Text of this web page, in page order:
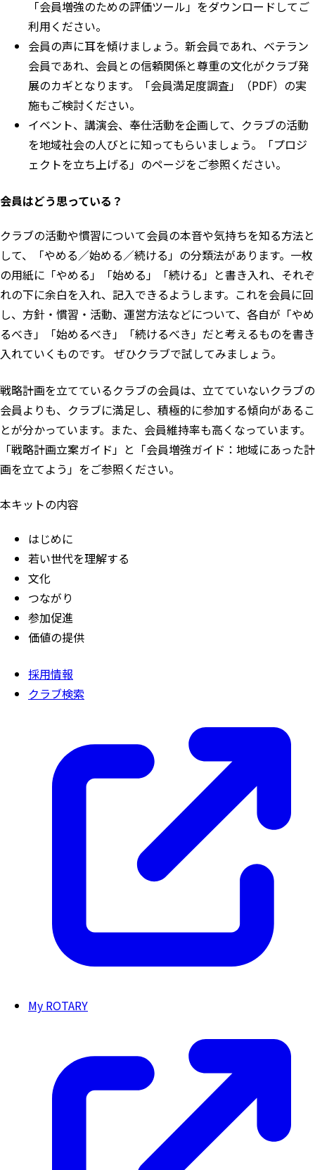
「会員増強のための評価ツール」をダウンロードしてご
利用ください。
会員の声に耳を傾けましょう。新会員であれ、ベテラン
会員であれ、会員との信頼関係と尊重の文化がクラブ発
展のカギとなります。「会員満足度調査」（PDF）の実
施もご検討ください。
イベント、講演会、奉仕活動を企画して、クラブの活動
を地域社会の人びとに知ってもらいましょう。「プロジ
ェクトを立ち上げる」のページをご参照ください。
会員はどう思っている？
クラブの活動や慣習について会員の本音や気持ちを知る方法と
して、「やめる／始める／続ける」の分類法があります。一枚
の用紙に「やめる」「始める」「続ける」と書き入れ、それぞ
れの下に余白を入れ、記入できるようします。これを会員に回
し、方針・慣習・活動、運営方法などについて、各自が「やめ
るべき」「始めるべき」「続けるべき」だと考えるものを書き
入れていくものです。 ぜひクラブで試してみましょう。
戦略計画を立てているクラブの会員は、立てていないクラブの
会員よりも、クラブに満足し、積極的に参加する傾向があるこ
とが分かっています。また、会員維持率も高くなっています。
「戦略計画立案ガイド」と「会員増強ガイド：地域にあった計
画を立てよう」をご参照ください。
本キットの内容
はじめに
若い世代を理解する
文化
つながり
参加促進
価値の提供
採用情報
クラブ検索
My ROTARY